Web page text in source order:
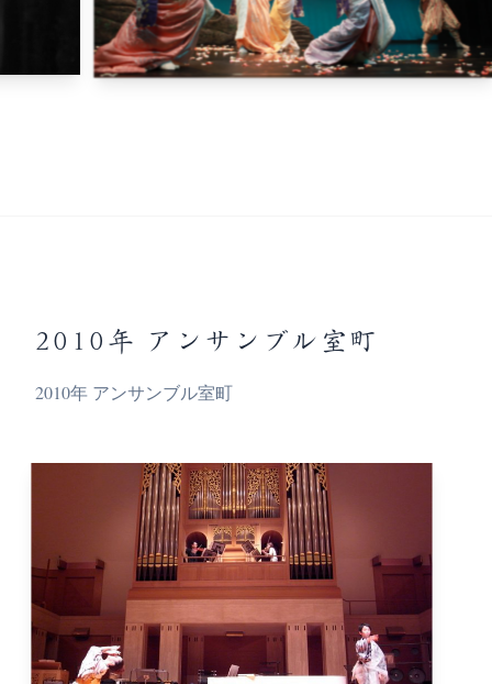
2010年 アンサンブル室町
2010年 アンサンブル室町